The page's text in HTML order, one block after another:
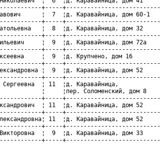
+-----
¦  7  ¦д. Каравайница, дом 60-1
+-----
¦  8  ¦д. Каравайница, дом 32
+-----
¦  9  ¦д. Каравайница, дом 72а
+-----
¦  9  ¦д. Крупчено, дом 16
+-----
¦  9  ¦д. Каравайница, дом 52
+-----
Сергеевна  ¦ 11  ¦д. Каравайница,
¦     ¦пер. Соломенский, дом 8
+-----
¦ 11  ¦д. Каравайница, дом 52
+-----
11  ¦д. Каравайница, дом 52
+-----
Викторовна  ¦  9  ¦д. Каравайница, дом 33
+-----